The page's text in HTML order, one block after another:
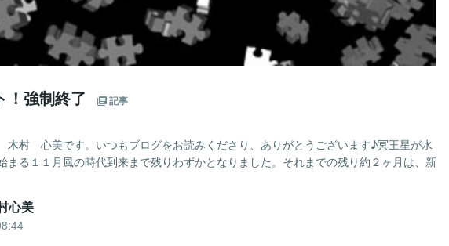
！強制終了 記事
村 心美です。いつもブログをお読みくださり、ありがとうございます♪冥王星が水
まる１１月風の時代到来まで残りわずかとなりました。それまでの残り約２ヶ月は、新
心美